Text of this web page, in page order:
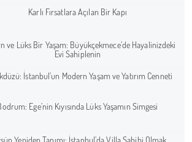
Karlı Fırsatlara Açılan Bir Kapı
ve Lüks Bir Yaşam: Büyükçekmece’de Hayalinizdeki
Evi Sahiplenin
İstanbul’un Modern Yaşam ve Yatırım Cenneti
Ege’nin Kıyısında Lüks Yaşamın Simgesi
Yeniden Tanımı: İstanbul’da Villa Sahibi Olmak